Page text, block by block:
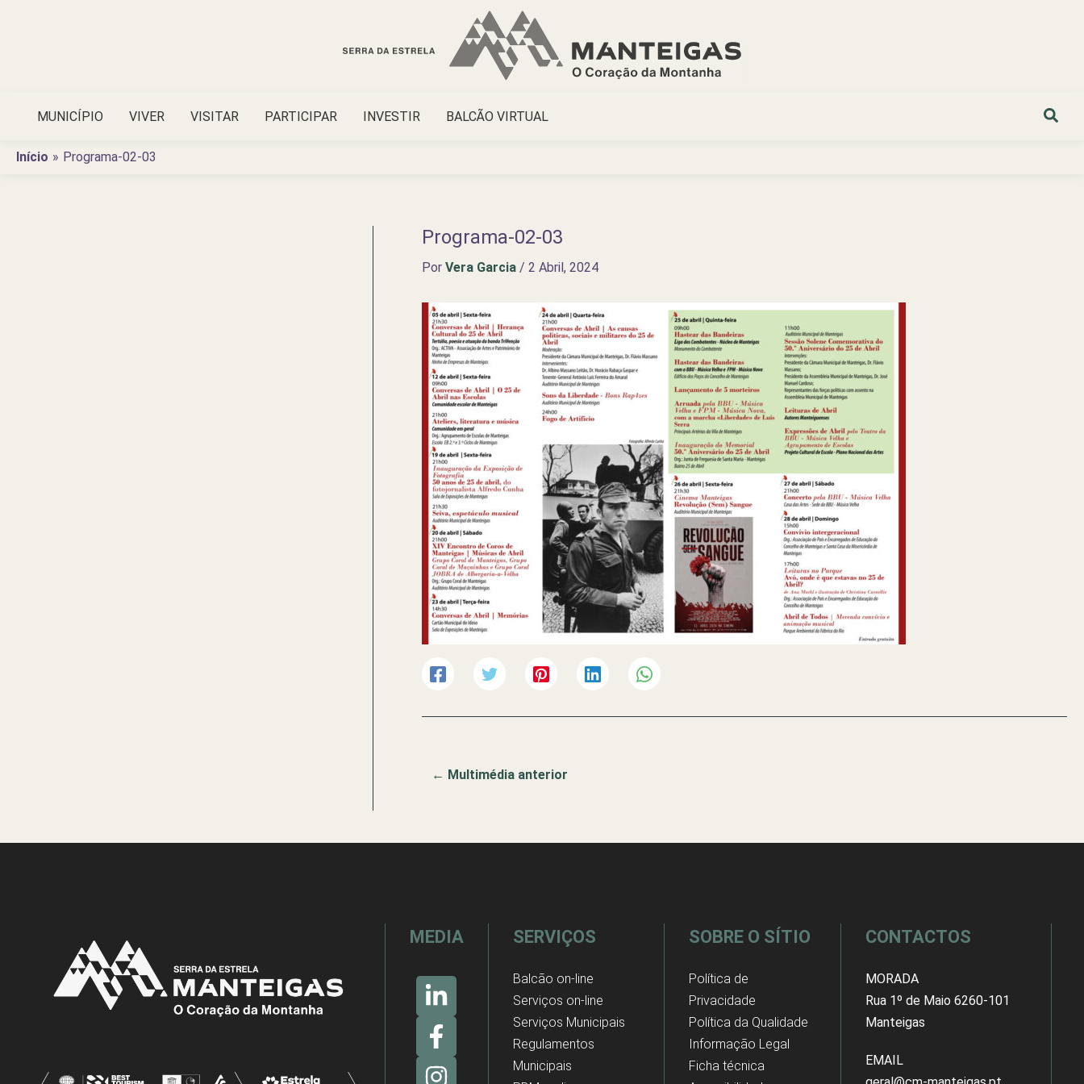
MUNICÍPIO VIVER VISITAR PARTICIPAR INVESTIR BALCÃO VIRTUAL
Início Programa-02-03
Programa-02-03
PorVera Garcia/2 Abril, 2024
← Multimédia anterior
MEDIA SERVIÇOS
Balcão on-line
Serviços on-line
Serviços Municipais
Regulamentos
Municipais
SOBRE O SÍTIO
Política de
Privacidade
Política da Qualidade
Informação Legal
Ficha técnica
CONTACTOS
MORADA
Rua 1º de Maio 6260-101
Manteigas
EMAIL